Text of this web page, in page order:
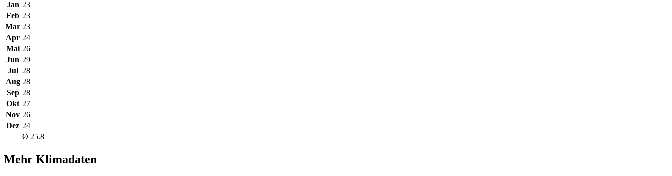
Jan 23
Feb 23
Mar 23
Apr 24
Mai 26
Jun 29
Jul 28
Aug 28
Sep 28
Okt 27
Nov 26
Dez 24
Ø 25.8
Mehr Klimadaten